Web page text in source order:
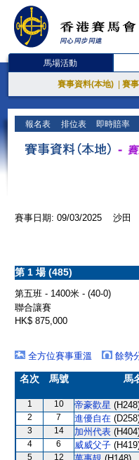
馬場活動
賽事資料(本地) 賽
報名表 排位表 即時賠率
賽事日期: 09/03/2025 沙田
第 1 場 (485)
第五班 - 1400米 - (40-0)
聯合讓賽
HK$ 875,000
全方位賽事重溫
餘勢
名次 馬號 馬
1 10 帝豪歡星
2 7 進優自在
3 14 加州代表
4 6 威威父子
5 12